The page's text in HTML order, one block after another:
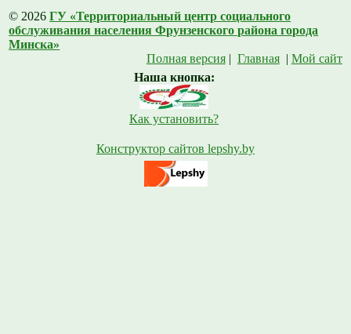
© 2026ГУ «Территориальный центр социального
обслуживания населения Фрунзенского района города
Минска»
Полная версия| Главная| Мой сайт
Наша кнопка:
Как установить?
Конструктор сайтов lepshy.by